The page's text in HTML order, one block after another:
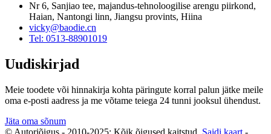
Nr 6, Sanjiao tee, majandus-tehnoloogilise arengu piirkond,
Haian, Nantongi linn, Jiangsu provints, Hiina
vicky@baodie.cn
Tel: 0513-88901019
Uudiskirjad
Meie toodete või hinnakirja kohta päringute korral palun jätke meile
oma e-posti aadress ja me võtame teiega 24 tunni jooksul ühendust.
Jäta oma sõnum